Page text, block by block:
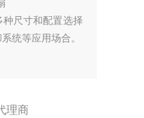
尺寸和配置选择
统等应用场合。
理商